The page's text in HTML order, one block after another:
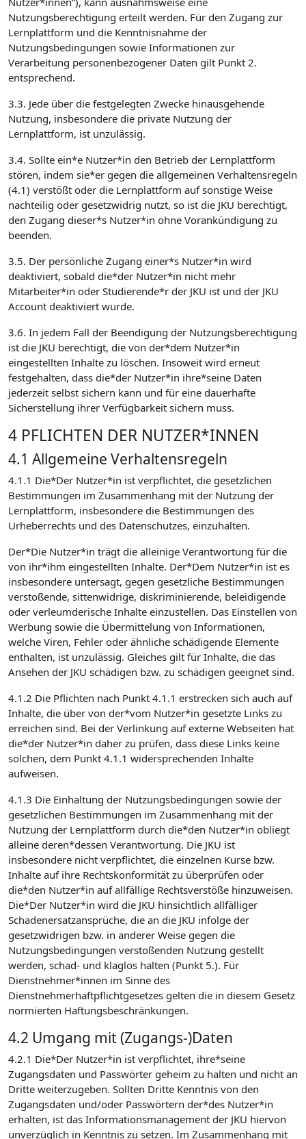
Nutzungsberechtigung erteilt werden. Für den Zugang zur
Lernplattform und die Kenntnisnahme der
Nutzungsbedingungen sowie Informationen zur
Verarbeitung personenbezogener Daten gilt Punkt 2.
entsprechend.
3.3. Jede über die festgelegten Zwecke hinausgehende
Nutzung, insbesondere die private Nutzung der
Lernplattform, ist unzulässig.
3.4. Sollte ein*e Nutzer*in den Betrieb der Lernplattform
stören, indem sie*er gegen die allgemeinen Verhaltensregeln
(4.1) verstößt oder die Lernplattform auf sonstige Weise
nachteilig oder gesetzwidrig nutzt, so ist die JKU berechtigt,
den Zugang dieser*s Nutzer*in ohne Vorankündigung zu
beenden.
3.5. Der persönliche Zugang einer*s Nutzer*in wird
deaktiviert, sobald die*der Nutzer*in nicht mehr
Mitarbeiter*in oder Studierende*r der JKU ist und der JKU
Account deaktiviert wurde.
3.6. In jedem Fall der Beendigung der Nutzungsberechtigung
ist die JKU berechtigt, die von der*dem Nutzer*in
eingestellten Inhalte zu löschen. Insoweit wird erneut
festgehalten, dass die*der Nutzer*in ihre*seine Daten
jederzeit selbst sichern kann und für eine dauerhafte
Sicherstellung ihrer Verfügbarkeit sichern muss.
4 PFLICHTEN DER NUTZER*INNEN
4.1 Allgemeine Verhaltensregeln
4.1.1 Die*Der Nutzer*in ist verpflichtet, die gesetzlichen
Bestimmungen im Zusammenhang mit der Nutzung der
Lernplattform, insbesondere die Bestimmungen des
Urheberrechts und des Datenschutzes, einzuhalten.
Der*Die Nutzer*in trägt die alleinige Verantwortung für die
von ihr*ihm eingestellten Inhalte. Der*Dem Nutzer*in ist es
insbesondere untersagt, gegen gesetzliche Bestimmungen
verstoßende, sittenwidrige, diskriminierende, beleidigende
oder verleumderische Inhalte einzustellen. Das Einstellen von
Werbung sowie die Übermittelung von Informationen,
welche Viren, Fehler oder ähnliche schädigende Elemente
enthalten, ist unzulässig. Gleiches gilt für Inhalte, die das
Ansehen der JKU schädigen bzw. zu schädigen geeignet sind.
4.1.2 Die Pflichten nach Punkt 4.1.1 erstrecken sich auch auf
Inhalte, die über von der*vom Nutzer*in gesetzte Links zu
erreichen sind. Bei der Verlinkung auf externe Webseiten hat
die*der Nutzer*in daher zu prüfen, dass diese Links keine
solchen, dem Punkt 4.1.1 widersprechenden Inhalte
aufweisen.
4.1.3 Die Einhaltung der Nutzungsbedingungen sowie der
gesetzlichen Bestimmungen im Zusammenhang mit der
Nutzung der Lernplattform durch die*den Nutzer*in obliegt
alleine deren*dessen Verantwortung. Die JKU ist
insbesondere nicht verpflichtet, die einzelnen Kurse bzw.
Inhalte auf ihre Rechtskonformität zu überprüfen oder
die*den Nutzer*in auf allfällige Rechtsverstöße hinzuweisen.
Die*Der Nutzer*in wird die JKU hinsichtlich allfälliger
Schadenersatzansprüche, die an die JKU infolge der
gesetzwidrigen bzw. in anderer Weise gegen die
Nutzungsbedingungen verstoßenden Nutzung gestellt
werden, schad- und klaglos halten (Punkt 5.). Für
Dienstnehmer*innen im Sinne des
Dienstnehmerhaftpflichtgesetzes gelten die in diesem Gesetz
normierten Haftungsbeschränkungen.
4.2 Umgang mit (Zugangs-)Daten
4.2.1 Die*Der Nutzer*in ist verpflichtet, ihre*seine
Zugangsdaten und Passwörter geheim zu halten und nicht an
Dritte weiterzugeben. Sollten Dritte Kenntnis von den
Zugangsdaten und/oder Passwörtern der*des Nutzer*in
erhalten, ist das Informationsmanagement der JKU hiervon
unverzüglich in Kenntnis zu setzen. Im Zusammenhang mit